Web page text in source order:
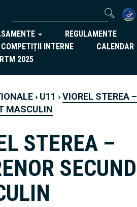
REGULAMENTE
INTERNE
CALENDAR
2025
› U11 ›VIOREL STEREA
MASCULIN
STEREA –